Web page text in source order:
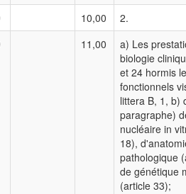
10,00
2.
11,00
a) Les
biologie
et 24 hormis
fonctionnels
littera B, 1, b)
paragraphe)
nucléaire in
18),
pathologique
de génétique
(article 33);